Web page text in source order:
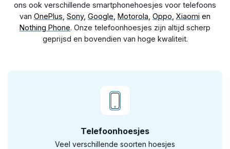
ons ook verschillende smartphonehoesjes voor telefoons
van OnePlus Sony, Google Motorola Oppo Xiaomi en
Nothing Phone. Onze telefoonhoesjes zijn altijd scherp
geprijsd en bovendien van hoge kwaliteit.
Telefoonhoesjes
Veel verschillende soorten hoesjes